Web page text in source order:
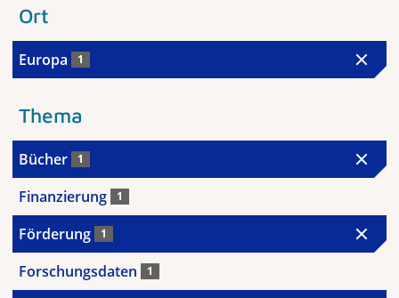
Ort
Europa 1
Thema
Bücher 1
Finanzierung 1
Förderung 1
Forschungsdaten 1